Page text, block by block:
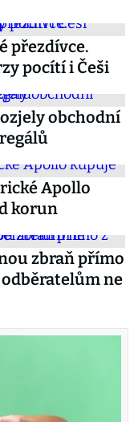
přezdívce.
pocítí i Češi
obchodní
Apollo
korun
zbraň přímo
ne